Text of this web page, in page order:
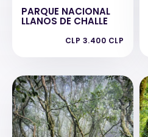
PARQUE NACIONAL
LLANOS DE CHALLE
CLP 3.400 CLP